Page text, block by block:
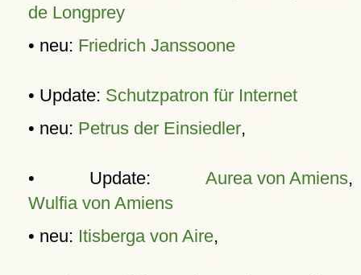
de Longprey
• neu: Friedrich Janssoone
• Update: Schutzpatron für Internet
• neu: Petrus der Einsiedler,
• Update: Aurea von Amiens,
Wulfia von Amiens
• neu: Itisberga von Aire,